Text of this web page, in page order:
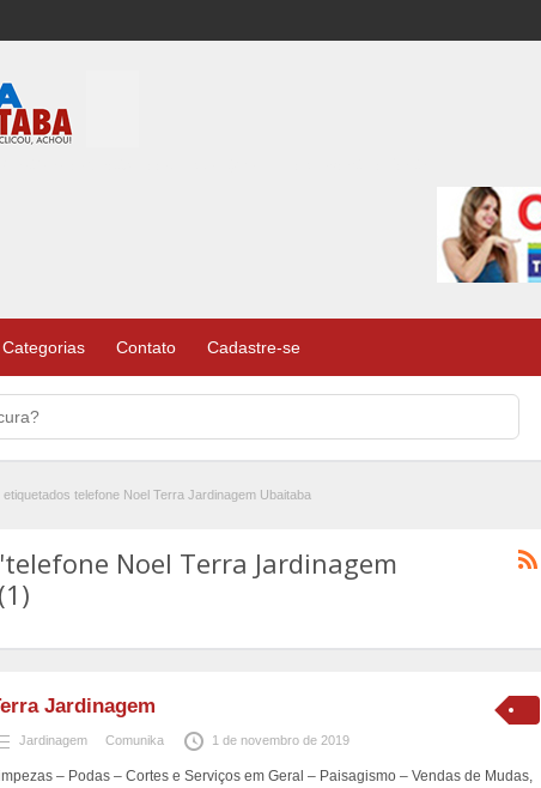
Categorias Contato Cadastre-se
telefone Noel Terra Jardinagem Ubaitaba
Noel Terra Jardinagem
Jardinagem
Jardinagem Comunika 1 de novembro de 2019
– Podas – Cortes e Serviços em Geral – Paisagismo – Vendas de Mudas,